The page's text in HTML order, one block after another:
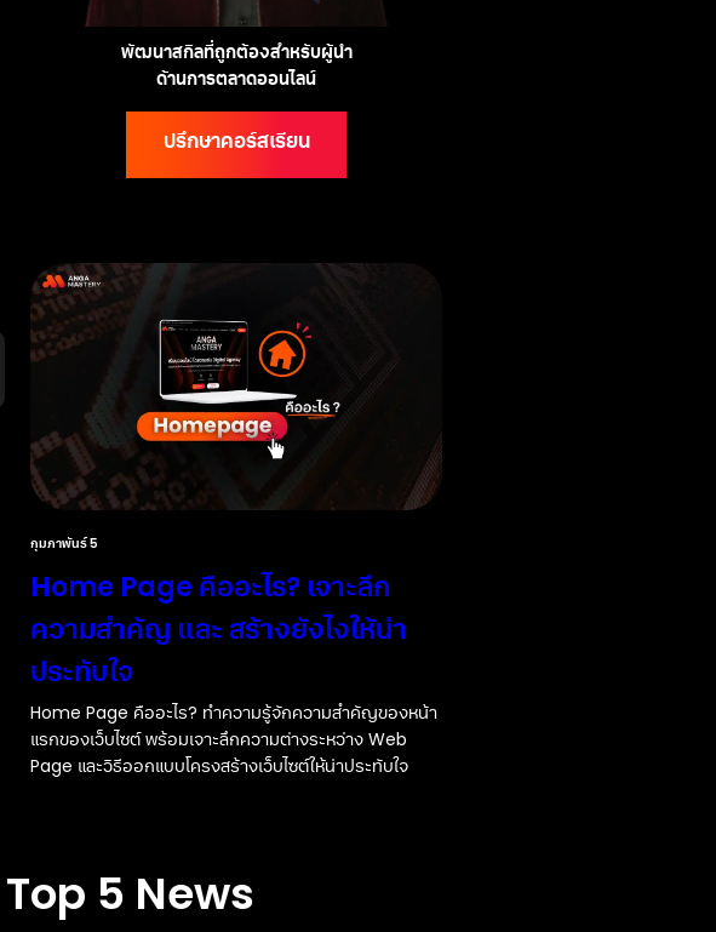
พัฒนาสกิลที่ถูกต้องสำหรับผู้นำ
ด้านการตลาดออนไลน์
ปรึกษาคอร์สเรียน
กุมภาพันธ์ 5
Home Page คืออะไร? เจาะลึก
ความสำคัญ และ สร้างยังไงให้น่า
ประทับใจ
Home Page คืออะไร? ทำความรู้จักความสำคัญของหน้า
แรกของเว็บไซต์ พร้อมเจาะลึกความต่างระหว่าง Web
Page และวิธีออกแบบโครงสร้างเว็บไซต์ให้น่าประทับใจ
Top 5 News